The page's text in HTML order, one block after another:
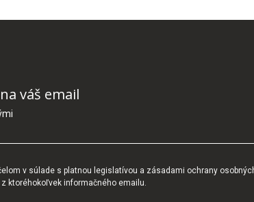
váš email
v súlade s platnou legislatívou a zásadami ochrany
ktoréhokoľvek informačného emailu.